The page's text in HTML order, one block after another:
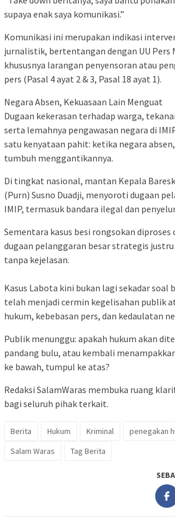
supaya enak saya komunikasi.”
Komunikasi ini merupakan indikasi
jurnalistik, bertentangan dengan UU Pers
khususnya larangan penyensoran atau
pers (Pasal 4 ayat 2 & 3, Pasal 18 ayat 1).
Negara Absen, Kekuasaan Lain Menguat
Dugaan kekerasan terhadap warga,
serta lemahnya pengawasan negara di
satu kenyataan pahit: ketika negara
tumbuh menggantikannya.
Di tingkat nasional, mantan Kepala
(Purn) Susno Duadji, menyoroti dugaan
IMIP, termasuk bandara ilegal dan
Sementara kasus besi rongsokan diproses
dugaan pelanggaran besar strategis
tanpa kejelasan.
Kasus Labota kini bukan lagi sekadar soal
telah menjadi cermin kegelisahan publik
hukum, kebebasan pers, dan kedaulatan
Publik menunggu: apakah hukum akan
pandang bulu, atau kembali
ke bawah, tumpul ke atas?
Redaksi SalamWaras membuka ruang
bagi seluruh pihak terkait.
Berita Hukum Kriminal penegakan
Salam Waras
Tag Berita